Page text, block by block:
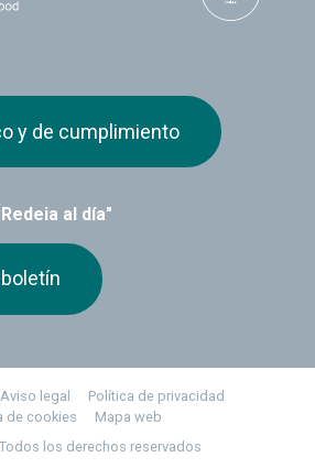
al día"
y de cumplimiento
Aviso legal
Política de privacidad
de cookies
Mapa web
los derechos reservados